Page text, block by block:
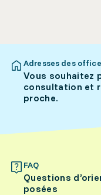
Adresses des
Vous souhaitez
consultation et
proche.
FAQ
Questions
posées